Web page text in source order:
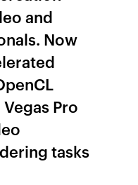
and
Now
Pro
tasks